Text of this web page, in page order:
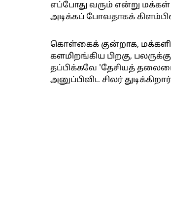
எப்போது வரும் என்று மக்கள்
அடிக்கப் போவதாகக்
கொள்கைக் குன்றாக,
களமிறங்கிய பிறகு,
தப்பிக்கவே 'தேசியத்
அனுப்பிவிட சிலர்